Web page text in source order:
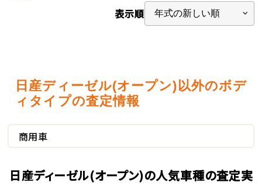
表示順
日産ディーゼル(オープン)以外のボデ
ィタイプの査定情報
商用車
日産ディーゼル(オープン)の人気車種の査定実